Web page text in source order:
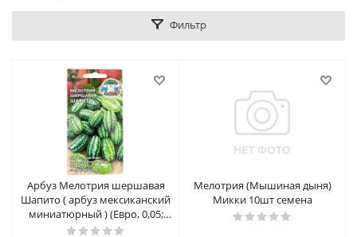
Фильтр
Арбуз Мелотрия шершавая
Шапито ( арбуз мексиканский
миниатюрный ) (Евро, 0,05;
8333) семена
Мелотрия (Мышиная дыня)
Микки 10шт семена